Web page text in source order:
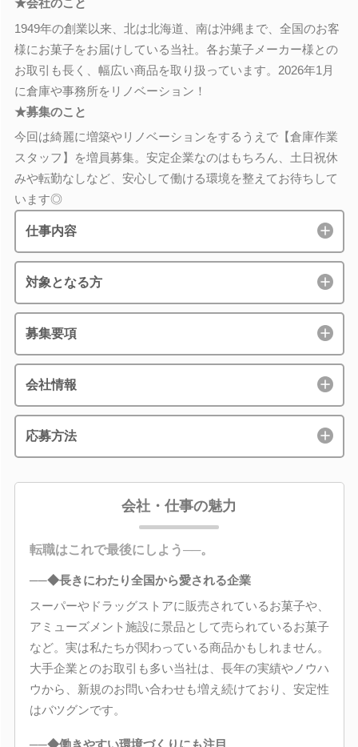
★会社のこと
1949年の創業以来、北は北海道、南は沖縄まで、全国のお客
様にお菓子をお届けしている当社。各お菓子メーカー様との
お取引も長く、幅広い商品を取り扱っています。2026年1月
に倉庫や事務所をリノベーション！
★募集のこと
今回は綺麗に増築やリノベーションをするうえで【倉庫作業
スタッフ】を増員募集。安定企業なのはもちろん、土日祝休
みや転勤なしなど、安心して働ける環境を整えてお待ちして
います◎
仕事内容
対象となる方
募集要項
会社情報
応募方法
会社・仕事の魅力
転職はこれで最後にしよう──。
──◆長きにわたり全国から愛される企業
スーパーやドラッグストアに販売されているお菓子や、
アミューズメント施設に景品として売られているお菓子
など。実は私たちが関わっている商品かもしれません。
大手企業とのお取引も多い当社は、長年の実績やノウハ
ウから、新規のお問い合わせも増え続けており、安定性
はバツグンです。
──◆働きやすい環境づくりにも注目